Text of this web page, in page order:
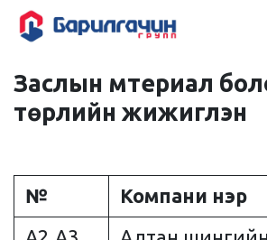
Skip to Content
Заслын мтериал
төрлийн жижиглэн
№
Компани нэр